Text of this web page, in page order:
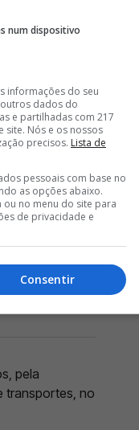
quatro dias de
PARA
OUTRA
pela
transportes, no
num dispositivo
informações do seu
dados do
e partilhadas com 217
site. Nós e os nossos
precisos. Lista de
pessoais com base no
as opções abaixo.
no menu do site para
de privacidade e
Consentir